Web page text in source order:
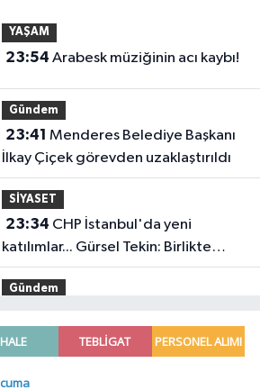
YAŞAM
23:54 Arabesk müziğinin acı kaybı!
Gündem
23:41
İlkay Çiçek görevden uzaklaştırıldı
SİYASET
23:34
katılımlar... Gürsel Tekin: Birlikte
başaracağız
Gündem
kamyonet çekiciye çarptı!